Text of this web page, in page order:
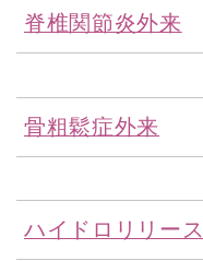
脊椎関節炎外来
骨粗鬆症外来
ハイドロリリー